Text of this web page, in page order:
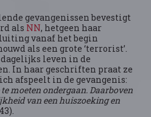
gevangenissen bevestigt
als NN, hetgeen haar
vanaf het begin
als een grote ‘terrorist’.
leven in de
In haar geschriften praat ze
afspeelt in de gevangenis:
moeten ondergaan. Daarboven
van een huiszoeking en